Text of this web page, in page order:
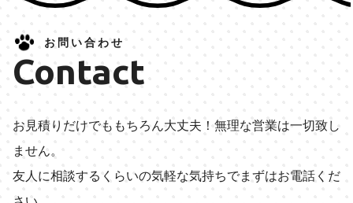
お問い合わせ
Contact
お見積りだけでももちろん大丈夫！無理な営業は一切致し
ません。
友人に相談するくらいの気軽な気持ちでまずはお電話くだ